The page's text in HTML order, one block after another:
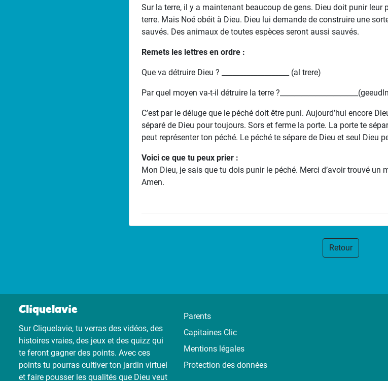
Sur la terre, il y a maintenant beaucoup de gens. Dieu doit punir leur
terre. Mais Noé obéit à Dieu. Dieu lui demande de construire une
sauvés. Des animaux de toutes espèces seront aussi sauvés.
Remets les lettres en ordre :
Que va détruire Dieu ? ___________________ (al trere)
Par quel moyen va-t-il détruire la terre
C’est par le déluge que le péché doit être puni. Aujourd’hui encore
séparé de Dieu pour toujours. Sors et ferme la porte. La porte te
peut représenter ton péché. Le péché te sépare de Dieu et seul Dieu
Voici ce que tu peux prier :
Mon Dieu, je sais que tu dois punir le péché. Merci d’avoir trouvé un
Amen.
Retour
Cliquelavie
Sur Cliquelavie, tu verras des vidéos, des
histoires vraies, des jeux et des quizz qui
te feront gagner des points. Avec ces
points tu pourras cultiver ton jardin virtuel
et faire pousser les qualités que Dieu veut
Parents
Capitaines Clic
Mentions légales
Protection des données